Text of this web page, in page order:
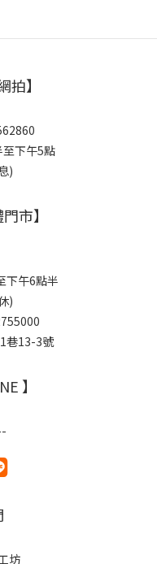
拍】
下午5點
)
市】
下午6點半
)
巷13-3號
】
坊